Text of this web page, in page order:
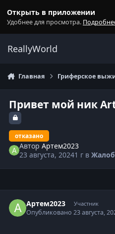
Открыть в приложении
Удобнее для просмотра.
ReallyWorld
Главная Гриферское
Привет мой ник
отказано
АвторАртем2023
23 августа, 20241 г в
Артем2023 Участник
Опубликовано23 августа,